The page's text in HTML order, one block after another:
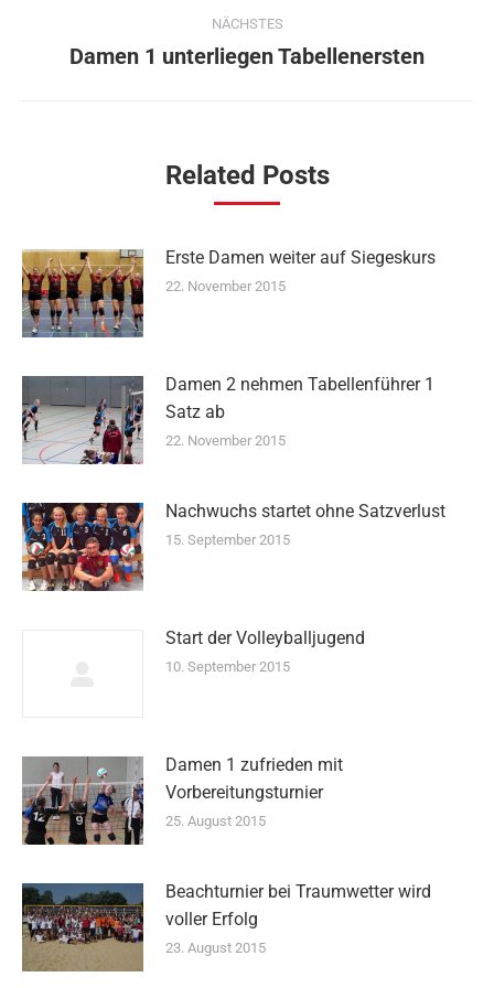
NÄCHSTES
Nächster
Damen 1 unterliegen Tabellenersten
Related Posts
Erste Damen weiter auf Siegeskurs
22. November 2015
Damen 2 nehmen Tabellenführer 1
Satz ab
22. November 2015
Nachwuchs startet ohne Satzverlust
15. September 2015
Start der Volleyballjugend
10. September 2015
Damen 1 zufrieden mit
Vorbereitungsturnier
25. August 2015
Beachturnier bei Traumwetter wird
voller Erfolg
23. August 2015